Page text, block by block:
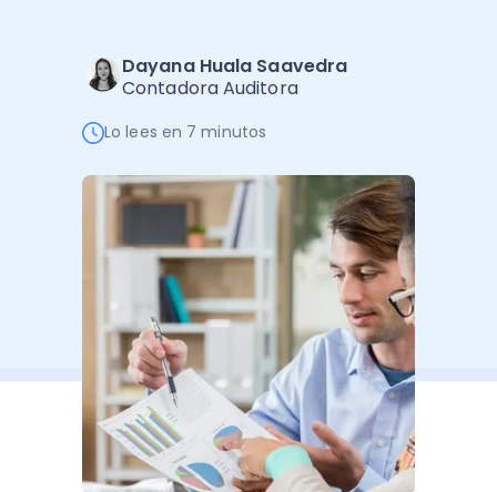
Software Factura y Administración
Autores
Dayana Huala Saavedra
Contadora Auditora
Lo lees en 7 minutos